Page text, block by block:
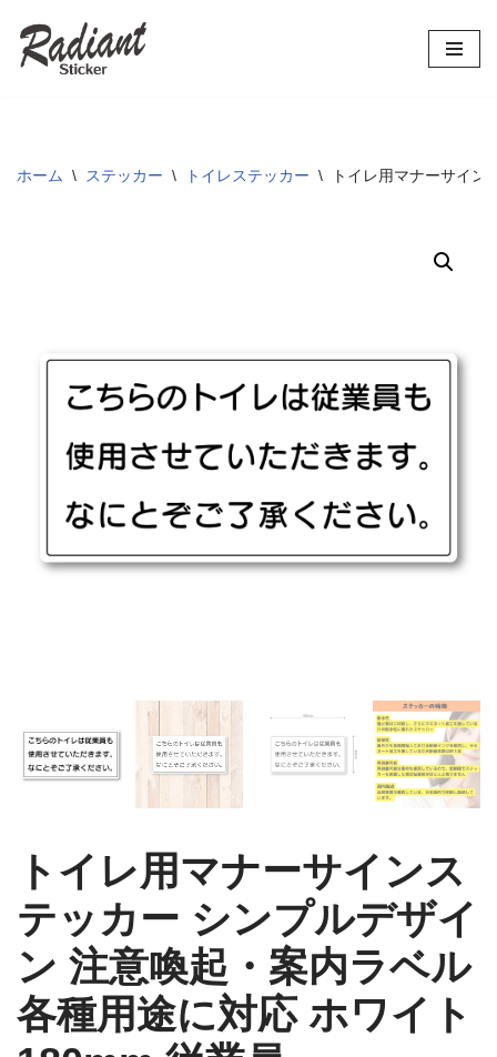
コ
ツ
ホーム \ ステッカー \ トイレステッカー \ トイレ用マナーサイ
トイレ用マナーサインス
テッカー シンプルデザイ
ン 注意喚起・案内ラベル
各種用途に対応 ホワイト